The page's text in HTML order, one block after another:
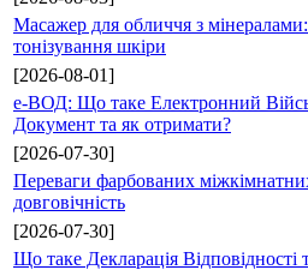
Масажер для обличчя з
тонізування шкіри
[2026-08-01]
е-ВОД: Що таке Електронний
Документ та як отримати?
[2026-07-30]
Переваги фарбованих
довговічність
[2026-07-30]
Що таке Декларація Відповідності